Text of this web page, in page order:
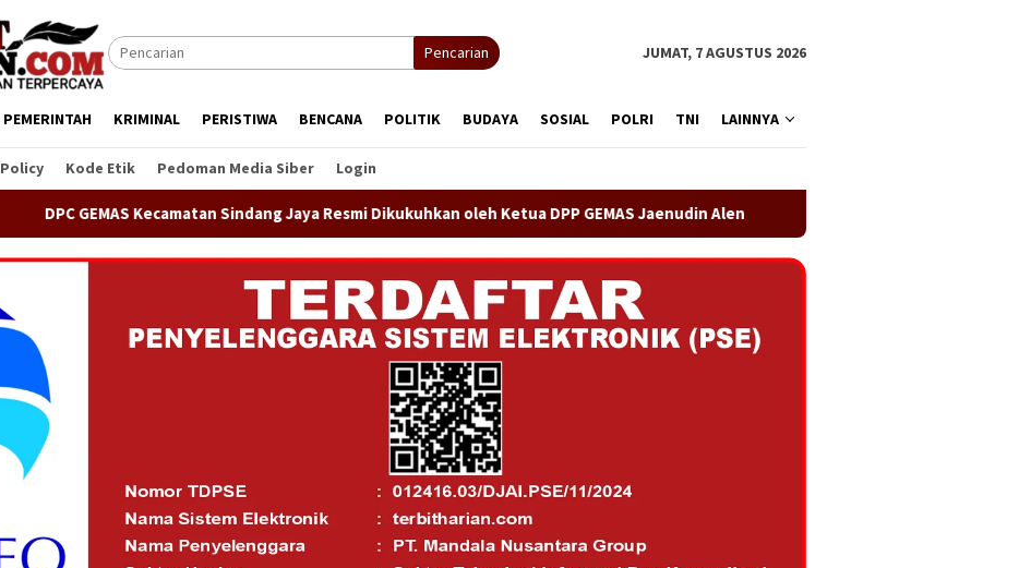
Pencarian JUMAT, 7 AGUSTUS 2026
PEMERINTAH KRIMINAL PERISTIWA BENCANA POLITIK BUDAYA SOSIAL POLRI TNI LAINNYA
Kode Etik Pedoman Media Siber Login
Sindang Jaya Resmi Dikukuhkan oleh Ketua DPP GEMAS Jaenudin Alen OA PHIGMA Siap Bersinergi dengan Pemerintah